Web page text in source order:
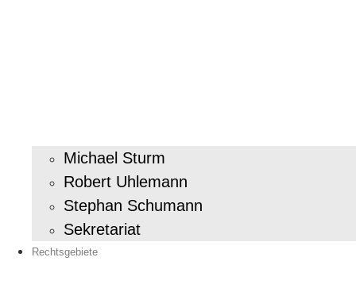
Michael Sturm
Robert Uhlemann
Stephan Schumann
Sekretariat
Rechtsgebiete